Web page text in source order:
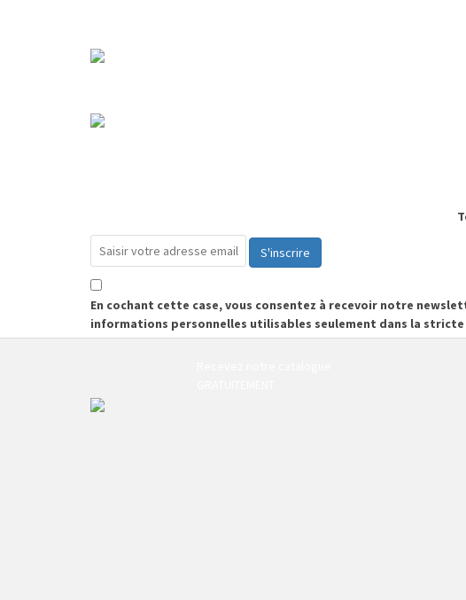
S'inscrire
En cochant cette case, vous consentez à recevoir notre
informations personnelles utilisables seulement dans la